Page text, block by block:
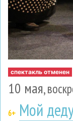
спектакль отменен
10 мая,
6+ Мой